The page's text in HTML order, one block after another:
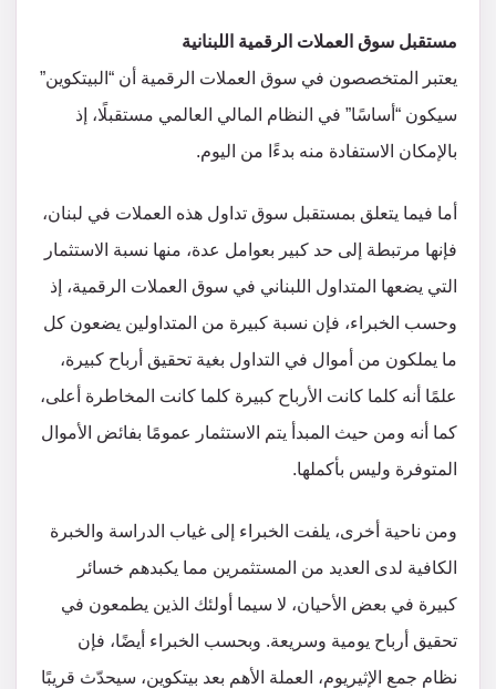
مستقبل سوق العملات الرقمية اللبنانية
يعتبر المتخصصون في سوق العملات الرقمية أن “البيتكوين”
سيكون “أساسًا” في النظام المالي العالمي مستقبلًا، إذ
بالإمكان الاستفادة منه بدءًا من اليوم.
أما فيما يتعلق بمستقبل سوق تداول هذه العملات في لبنان،
فإنها مرتبطة إلى حد كبير بعوامل عدة، منها نسبة الاستثمار
التي يضعها المتداول اللبناني في سوق العملات الرقمية، إذ
وحسب الخبراء، فإن نسبة كبيرة من المتداولين يضعون كل
ما يملكون من أموال في التداول بغية تحقيق أرباح كبيرة،
علمًا أنه كلما كانت الأرباح كبيرة كلما كانت المخاطرة أعلى،
كما أنه ومن حيث المبدأ يتم الاستثمار عمومًا بفائض الأموال
المتوفرة وليس بأكملها.
ومن ناحية أخرى، يلفت الخبراء إلى غياب الدراسة والخبرة
الكافية لدى العديد من المستثمرين مما يكبدهم خسائر
كبيرة في بعض الأحيان، لا سيما أولئك الذين يطمعون في
تحقيق أرباح يومية وسريعة. وبحسب الخبراء أيضًا، فإن
نظام جمع الإثيريوم، العملة الأهم بعد بيتكوين، سيحدّث قريبًا